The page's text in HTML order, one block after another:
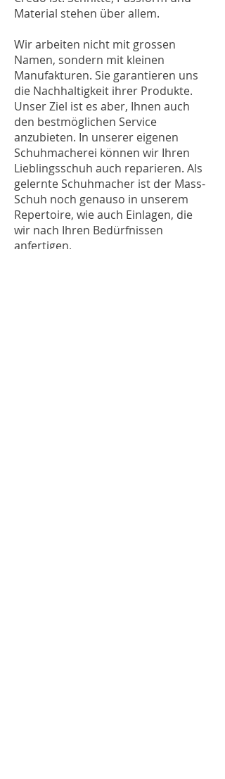
Material stehen über allem.
Wir arbeiten nicht mit grossen
Namen, sondern mit kleinen
Manufakturen. Sie garantieren uns
die Nachhaltigkeit ihrer Produkte.
Unser Ziel ist es aber, Ihnen auch
den bestmöglichen Service
anzubieten. In unserer eigenen
Schuhmacherei können wir Ihren
Lieblingsschuh auch reparieren. Als
gelernte Schuhmacher ist der Mass-
Schuh noch genauso in unserem
Repertoire, wie auch Einlagen, die
wir nach Ihren Bedürfnissen
anfertigen.